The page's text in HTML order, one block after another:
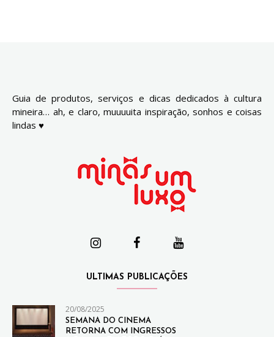
Guia de produtos, serviços e dicas dedicados à cultura
mineira… ah, e claro, muuuuita inspiração, sonhos e coisas
lindas ♥
ULTIMAS PUBLICAÇÕES
20/08/2025
SEMANA DO CINEMA
RETORNA COM INGRESSOS